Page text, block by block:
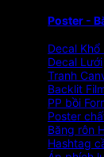
Poster -
Decal Khổ
Decal Lưới
Tranh
Backlit
PP bồi
Poster
Băng rôn
Hashtag